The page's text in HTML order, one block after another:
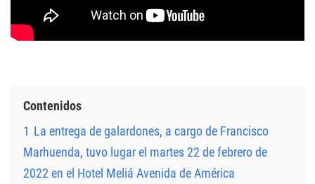
Contenidos
1 La entrega de galardones, a cargo de Francisco
Marhuenda, tuvo lugar el martes 22 de febrero de
2022 en el Hotel Meliá Avenida de América